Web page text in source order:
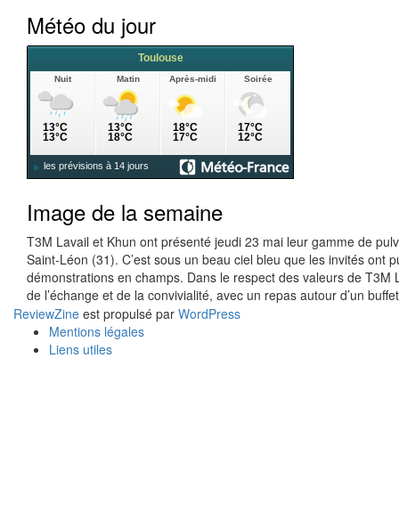
Météo du jour
Image de la semaine
T3M Lavail et Khun ont présenté jeudi 23 mai leur gamme de
Saint-Léon (31). C’est sous un beau ciel bleu que les invités ont
démonstrations en champs. Dans le respect des valeurs de
de l’échange et de la convivialité, avec un repas autour d’un
ReviewZine est propulsé par WordPress
Mentions légales
Liens utiles